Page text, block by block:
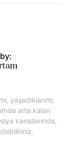
yaşadıklarımı,
arta kalan
kanallarında,